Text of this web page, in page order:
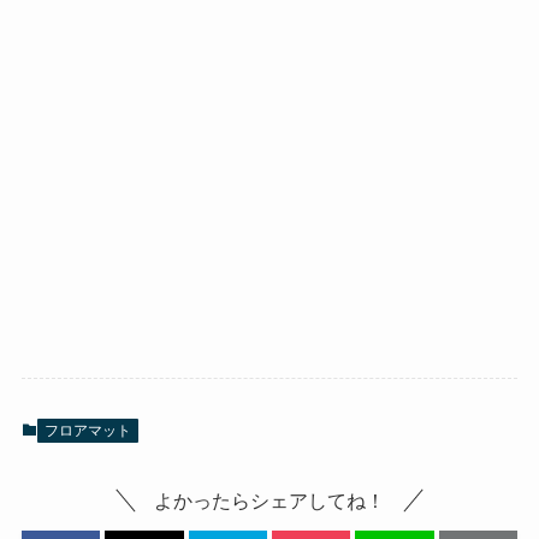
フロアマット
よかったらシェアしてね！